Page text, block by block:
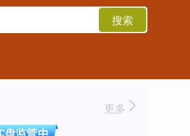
搜索
更多